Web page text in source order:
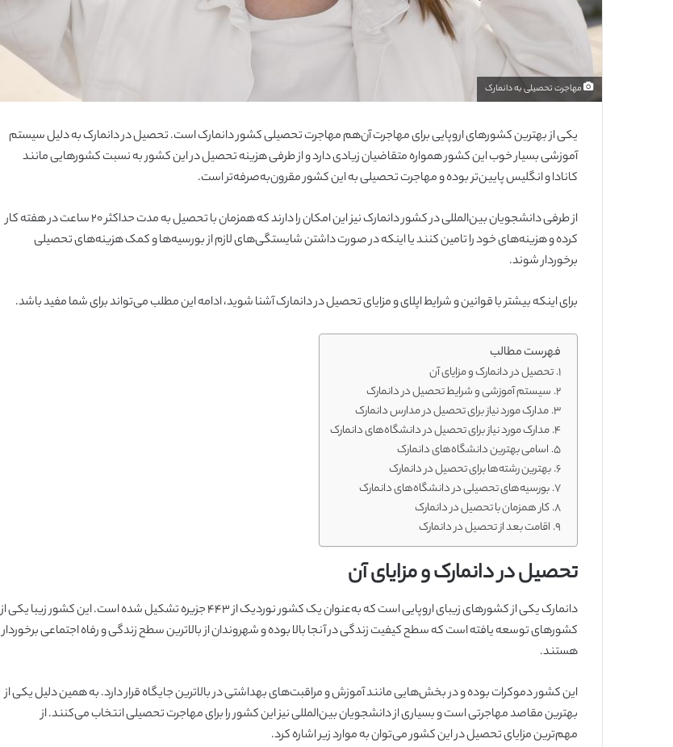
مهاجرت تحصیلی به دانمارک
یکی از بهترین کشورهای اروپایی برای مهاجرت آن‌هم مهاجرت تحصیلی کشور دانمارک است. تحصیل در دانمارک به دلیل سیستم
آموزشی بسیار خوب این کشور همواره متقاضیان زیادی دارد و از طرفی هزینه تحصیل در این کشور به نسبت کشورهایی مانند
کانادا و انگلیس پایین‌تر بوده و مهاجرت تحصیلی به این کشور مقرون‌به‌صرفه‌تر است.
از طرفی دانشجویان بین‌المللی در کشور دانمارک نیز این امکان را دارند که همزمان با تحصیل به مدت حداکثر ۲۰ ساعت در هفته کار
کرده و هزینه‌های خود را تامین کنند یا اینکه در صورت داشتن شایستگی‌های لازم از بورسیه‌ها و کمک هزینه‌های تحصیلی
برخوردار شوند.
برای اینکه بیشتر با قوانین و شرایط اپلای و مزایای تحصیل در دانمارک آشنا شوید، ادامه این مطلب می‌تواند برای شما مفید باشد.
فهرست مطالب
تحصیل در دانمارک و مزایای آن
سیستم آموزشی و شرایط تحصیل در دانمارک
مدارک مورد نیاز برای تحصیل در مدارس دانمارک
مدارک مورد نیاز برای تحصیل در دانشگاه‌های دانمارک
اسامی بهترین دانشگاه‌های دانمارک
بهترین رشته‌ها برای تحصیل در دانمارک
بورسیه‌های تحصیلی در دانشگاه‌های دانمارک
کار همزمان با تحصیل در دانمارک
اقامت بعد از تحصیل در دانمارک
تحصیل در دانمارک و مزایای آن
دانمارک یکی از کشورهای زیبای اروپایی است که به‌عنوان یک کشور نوردیک از ۴۴۳ جزیره تشکیل شده است. این کشور زیبا یکی از
کشورهای توسعه یافته است که سطح کیفیت زندگی در آنجا بالا بوده و شهروندان از بالاترین سطح زندگی و رفاه اجتماعی برخوردار
هستند.
این کشور دموکرات بوده و در بخش‌هایی مانند آموزش و مراقبت‌های بهداشتی در بالاترین جایگاه قرار دارد. به همین دلیل یکی از
بهترین مقاصد مهاجرتی است و بسیاری از دانشجویان بین‌المللی نیز این کشور را برای مهاجرت تحصیلی انتخاب می‌کنند. از
مهم‌ترین مزایای تحصیل در این کشور می‌توان به موارد زیر اشاره کرد.